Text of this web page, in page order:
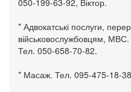
050-199-63-92, Віктор.
* Адвокатські послуги,
військовослужбовцям,
Тел. 050-658-70-82.
* Масаж. Тел. 095-475-18-